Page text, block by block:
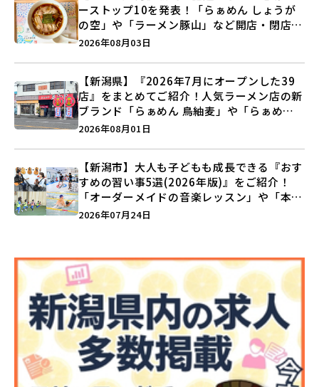
ーストップ10を発表！「らぁめん しょうが
の空」や「ラーメン豚山」など開店・閉店の
注目記事をランキングでご紹介♪
2026年08月03日
【新潟県】『2026年7月にオープンした39
店』をまとめてご紹介！人気ラーメン店の新
ブランド「らぁめん 鳥紬麦」や「らぁめん
しょうがの空」など盛りだくさん♪
2026年08月01日
【新潟市】大人も子どもも成長できる『おす
すめの習い事5選(2026年版)』をご紹介！
「オーダーメイドの音楽レッスン」や「本格
キックボクシング」で新しい自分を見つけよ
2026年07月24日